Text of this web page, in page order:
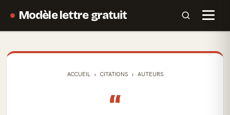
Modèle lettre gratuit
ACCUEIL CITATIONS AUTEURS
“